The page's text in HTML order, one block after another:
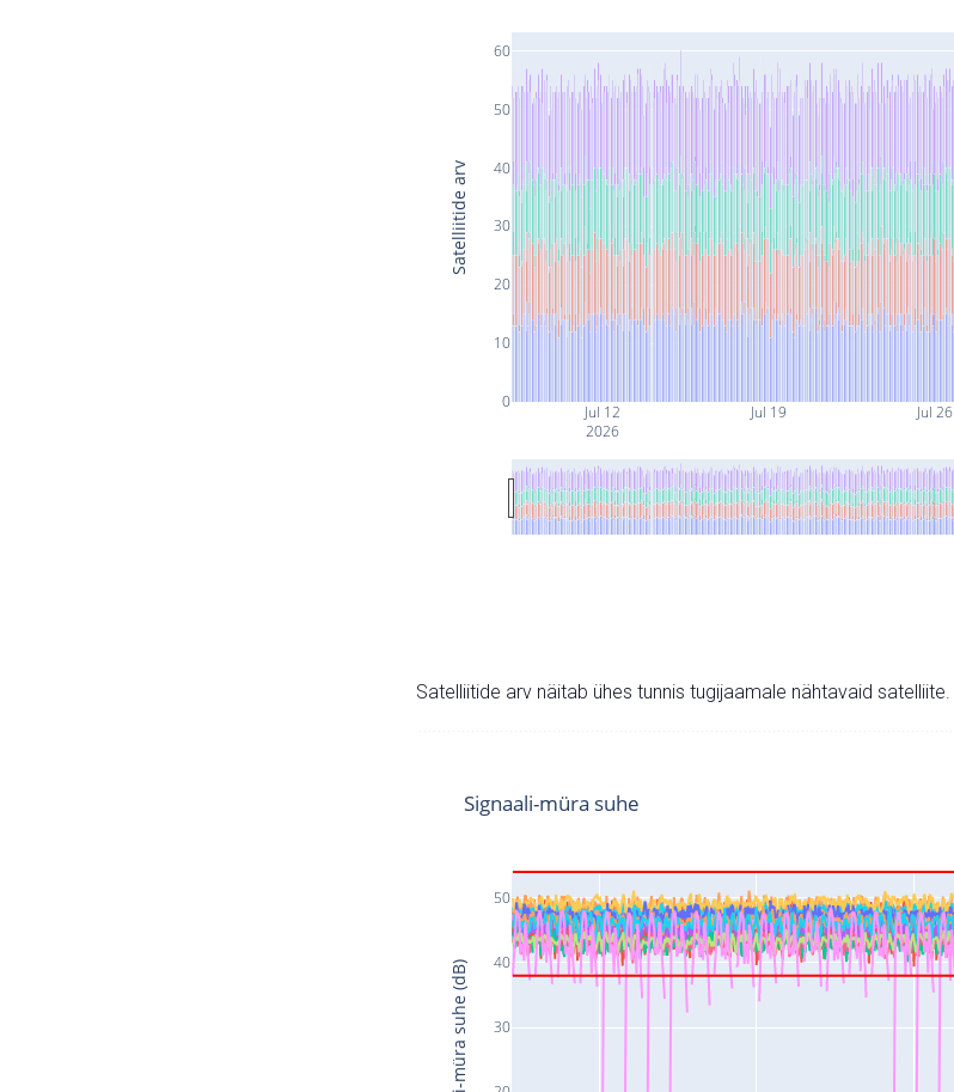
Jul 12
2026
Jul 19 Jul 26
0
10
20
30
40
50
60
Satelliitide arv
Satelliitide arv näitab ühes tunnis tugijaamale nähtavaid satelliite.
30
40
50
Signaali-müra suhe